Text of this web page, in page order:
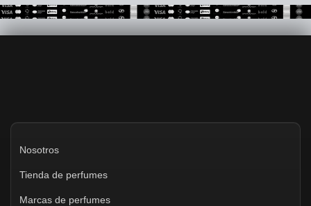
Nosotros
Tienda de perfumes
Marcas de perfumes